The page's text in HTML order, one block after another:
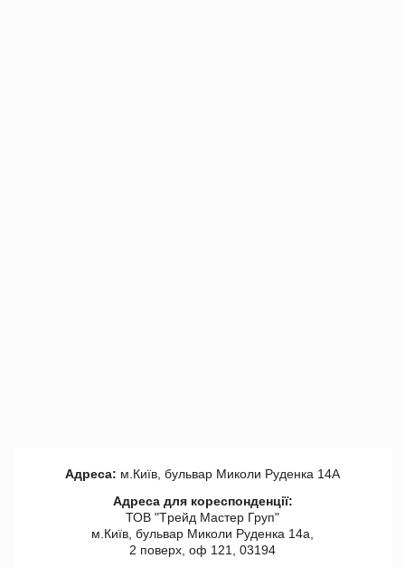
Адреса: м.Київ, бульвар Миколи Руденка 14А
Адреса для кореспонденції:
ТОВ "Tрейд Мастер Груп"
м.Київ, бульвар Миколи Руденка 14а,
2 поверх, оф 121, 03194